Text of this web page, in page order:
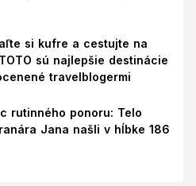
si kufre a cestujte na
sú najlepšie destinácie
travelblogermi
rutinného ponoru: Telo
Jana našli v hĺbke 186